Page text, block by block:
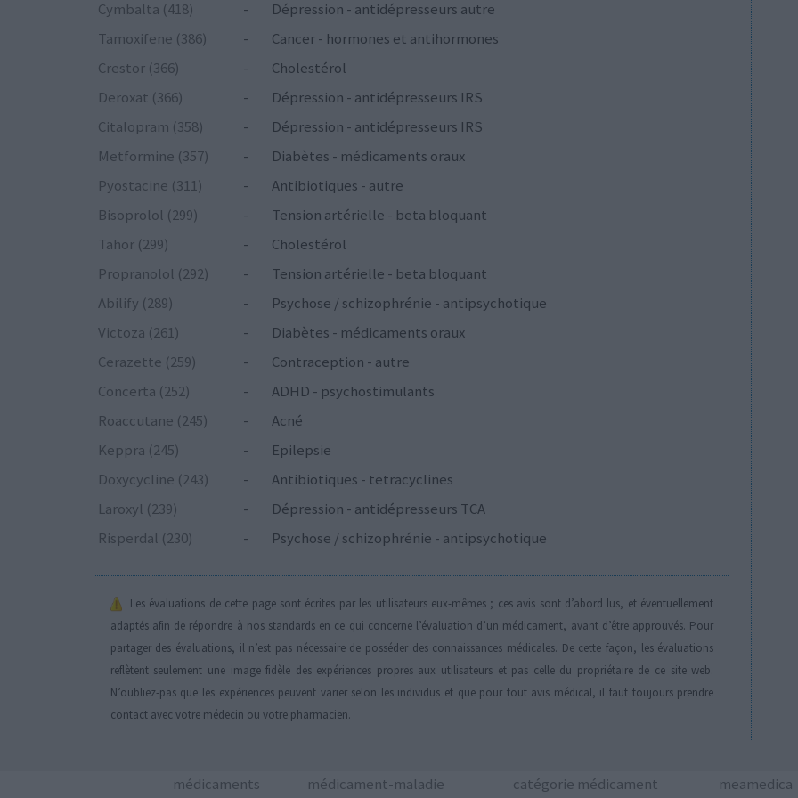
Cymbalta (418)
-
Dépression - antidépresseurs autre
Tamoxifene (386)
-
Cancer - hormones et antihormones
Crestor (366)
-
Cholestérol
Deroxat (366)
-
Dépression - antidépresseurs IRS
Citalopram (358)
-
Dépression - antidépresseurs IRS
Metformine (357)
-
Diabètes - médicaments oraux
Pyostacine (311)
-
Antibiotiques - autre
Bisoprolol (299)
-
Tension artérielle - beta bloquant
Tahor (299)
-
Cholestérol
Propranolol (292)
-
Tension artérielle - beta bloquant
Abilify (289)
-
Psychose / schizophrénie - antipsychotique
Victoza (261)
-
Diabètes - médicaments oraux
Cerazette (259)
-
Contraception - autre
Concerta (252)
-
ADHD - psychostimulants
Roaccutane (245)
-
Acné
Keppra (245)
-
Epilepsie
Doxycycline (243)
-
Antibiotiques - tetracyclines
Laroxyl (239)
-
Dépression - antidépresseurs TCA
Risperdal (230)
- Psychose / schizophrénie - antipsychotique
Les évaluations de cette page sont écrites par les utilisateurs eux-mêmes ; ces avis sont d’abord lus, et éventuellement
adaptés afin de répondre à nos standards en ce qui concerne l’évaluation d’un médicament, avant d’être approuvés. Pour
partager des évaluations, il n’est pas nécessaire de posséder des connaissances médicales. De cette façon, les évaluations
reflètent seulement une image fidèle des expériences propres aux utilisateurs et pas celle du propriétaire de ce site web.
N’oubliez-pas que les expériences peuvent varier selon les individus et que pour tout avis médical, il faut toujours prendre
contact avec votre médecin ou votre pharmacien.
médicaments médicament-maladie catégorie médicament meamedica